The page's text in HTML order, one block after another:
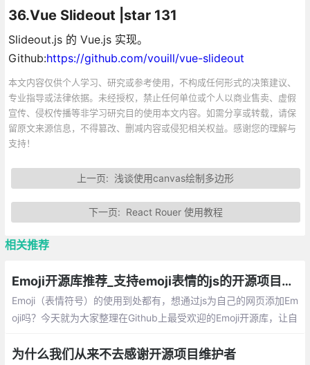
36.Vue Slideout |star 131
Slideout.js 的 Vue.js 实现。
Github:https://github.com/vouill/vue-slideout
本文内容仅供个人学习、研究或参考使用，不构成任何形式的决策建议、
专业指导或法律依据。未经授权，禁止任何单位或个人以商业售卖、虚假
宣传、侵权传播等非学习研究目的使用本文内容。如需分享或转载，请保
留原文来源信息，不得篡改、删减内容或侵犯相关权益。感谢您的理解与
支持！
上一页: 浅谈使用canvas绘制多边形
下一页: React Rouer 使用教程
相关推荐
Emoji开源库推荐_支持emoji表情的js的开源项目总汇
Emoji（表情符号）的使用到处都有，想通过js为自己的网页添加Em
oji吗？今天就为大家整理在Github上最受欢迎的Emoji开源库，让自
为什么我们从来不去感谢开源项目维护者